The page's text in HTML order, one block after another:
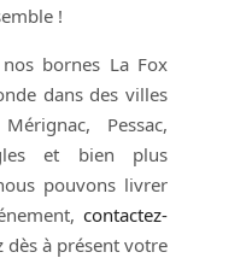
!
bornes La Fox
dans des villes
Pessac,
et bien plus
pouvons livrer
contactez-
dès à présent votre